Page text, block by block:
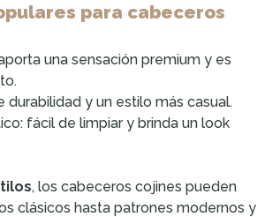
para cabeceros
una sensación premium y es
durabilidad y un estilo más casual.
fácil de limpiar y brinda un look
, los cabeceros cojines pueden
clásicos hasta patrones modernos y